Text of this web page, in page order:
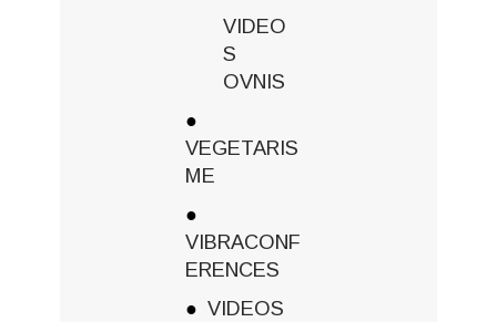
VIDEO
S
OVNIS
VEGETARIS
ME
VIBRACONF
ERENCES
VIDEOS